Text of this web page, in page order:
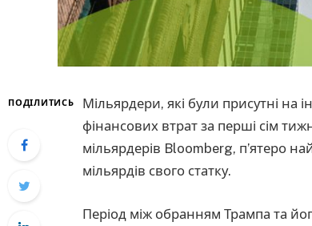
ПОДІЛИТИСЬ
Мільярдери, які були присутні на
фінансових втрат за перші сім
мільярдерів Bloomberg, п’ятеро
мільярдів свого статку.
Період між обранням Трампа та